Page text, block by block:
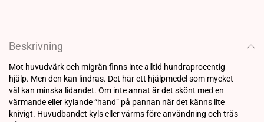
Beskrivning
Mot huvudvärk och migrän finns inte alltid hundraprocentig
hjälp. Men den kan lindras. Det här ett hjälpmedel som mycket
väl kan minska lidandet. Om inte annat är det skönt med en
värmande eller kylande “hand” på pannan när det känns lite
knivigt. Huvudbandet kyls eller värms före användning och träs